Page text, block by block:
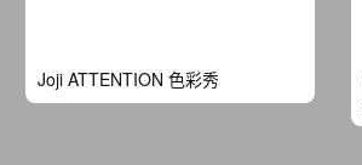
Joji ATTENTION 色彩秀